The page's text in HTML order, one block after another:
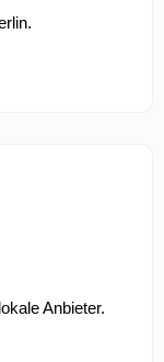
Anbieter.